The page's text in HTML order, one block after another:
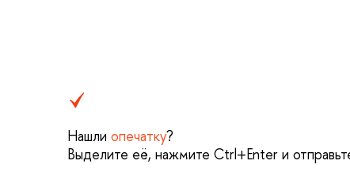
Нашли опечатку?
Выделите её, нажмите Ctrl+Enter и